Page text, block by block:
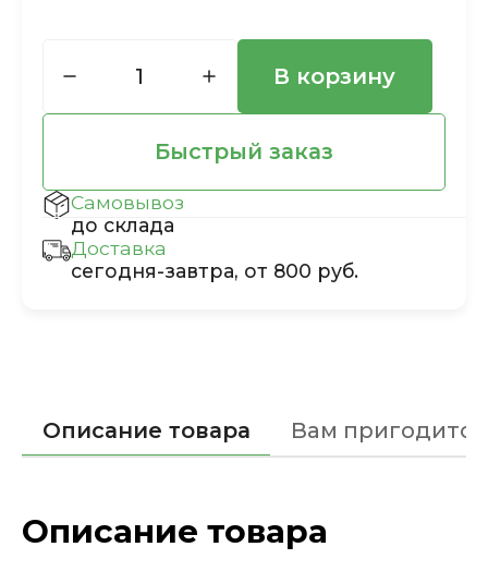
В корзину
Быстрый заказ
Самовывоз
до склада
Доставка
сегодня-завтра, от 800 руб.
Описание товара Вам пригодится
Описание товара